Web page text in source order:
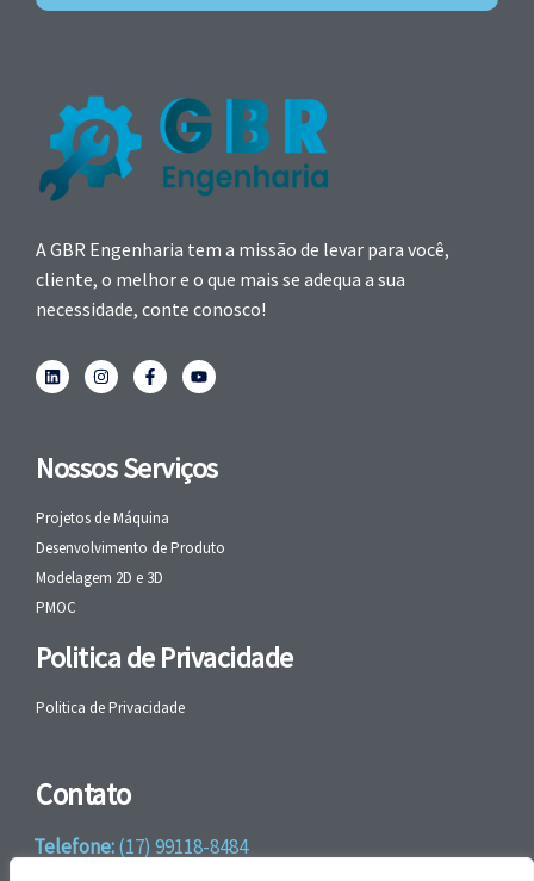
A GBR Engenharia tem a missão de levar para você,
cliente, o melhor e o que mais se adequa a sua
necessidade, conte conosco!
Nossos Serviços
Projetos de Máquina
Desenvolvimento de Produto
Modelagem 2D e 3D
PMOC
Politica de Privacidade
Politica de Privacidade
Contato
Telefone:(17) 99118-8484